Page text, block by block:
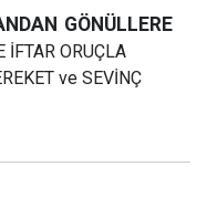
GÖNÜLLERE
İFTAR ORUÇLA
ve SEVİNÇ